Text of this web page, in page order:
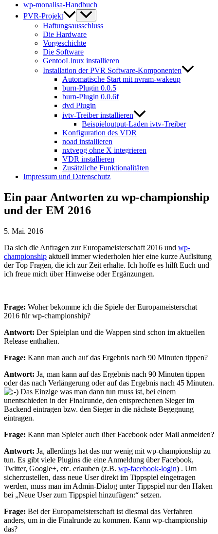
wp-monalisa-Handbuch
PVR-Projekt
Haftungsausschluss
Die Hardware
Vorgeschichte
Die Software
GentooLinux installieren
Installation der PVR Software-Komponenten
Automatische Start mit nvram-wakeup
burn-Plugin 0.0.5
burn-Plugin 0.0.6f
dvd Plugin
ivtv-Treiber installieren
Beispieloutput-Laden ivtv-Treiber
Konfiguration des VDR
noad installieren
nxtvepg ohne X integrieren
VDR installieren
Zusätzliche Funktionalitäten
Impressum und Datenschutz
Ein paar Antworten zu wp-championship
und der EM 2016
5. Mai. 2016
Da sich die Anfragen zur Europameisterschaft 2016 und wp-
championship aktuell immer wiederholen hier eine kurze Auflsitung
der Top Fragen, die ich zur Zeit erhalte. Ich hoffe es hilft Euch und
ich freue mich über Hinweise oder Ergänzungen.
Frage: Woher bekomme ich die Spiele der Europameisterschat
2016 für wp-championship?
Antwort: Der Spielplan und die Wappen sind schon im aktuellen
Release enthalten.
Frage: Kann man auch auf das Ergebnis nach 90 Minuten tippen?
Antwort: Ja, man kann auf das Ergebnis nach 90 Minuten tippen
oder das nach Verlängerung oder auf das Ergebnis nach 45 Minuten.
Das Einzige was man dann tun muss ist, bei einem
unentschieden in der Finalrunde, den entsprechenen Sieger im
Backend eintragen bzw. den Sieger in die nächste Begegnung
eintragen.
Frage: Kann man Spieler auch über Facebook oder Mail anmelden?
Antwort: Ja, allerdings hat das nur wenig mit wp-championship zu
tun. Es gibt viele Plugins die eine Anmeldung über Facebook,
Twitter, Google+, etc. erlauben (z.B. wp-facebook-login) . Um
sicherzustellen, dass neue User direkt im Tippspiel eingetragen
werden, muss man im Admin-Dialog unter Tippspiel nur den Haken
bei „Neue User zum Tippspiel hinzufügen:“ setzen.
Frage: Bei der Europameisterschaft ist diesmal das Verfahren
anders, um in die Finalrunde zu kommen. Kann wp-championship
das?